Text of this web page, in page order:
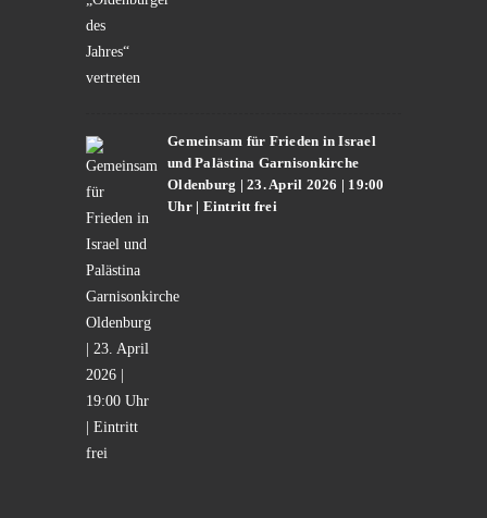
Gemeinsam für Frieden in Israel
und Palästina Garnisonkirche
Oldenburg | 23. April 2026 | 19:00
Uhr | Eintritt frei